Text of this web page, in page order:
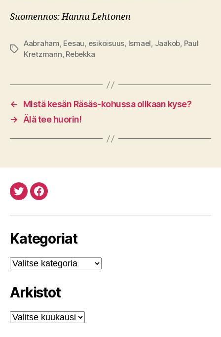
Suomennos: Hannu Lehtonen
Avainsanat
Aabraham, Eesau, esikoisuus, Ismael, Jaakob, Paul
Kretzmann, Rebekka
←
Mistä kesän Räsäs-kohussa olikaan kyse?
→
Älä tee huorin!
TwitteristäFacebookista
Kategoriat
Kategoriat
Arkistot
Arkistot